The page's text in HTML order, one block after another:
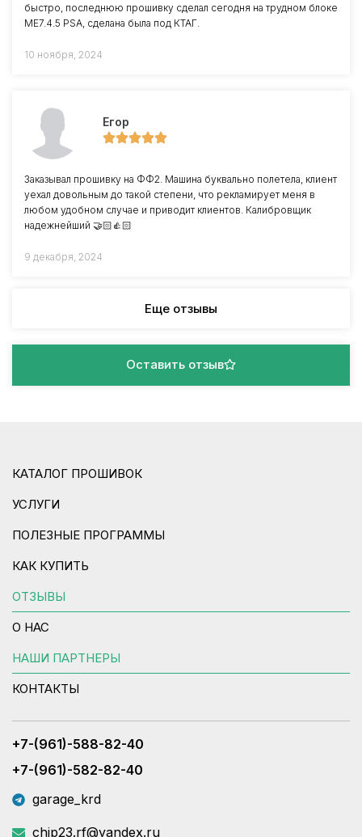
быстро, последнюю прошивку сделал сегодня на трудном блоке
ME7.4.5 PSA, сделана была под КТАГ.
10 ноября, 2024
Егор
Заказывал прошивку на ФФ2. Машина буквально полетела, клиент
уехал довольным до такой степени, что рекламирует меня в
любом удобном случае и приводит клиентов. Калибровщик
надежнейший 🤝🏻👍🏻
9 декабря, 2024
Еще отзывы
Оставить отзыв
КАТАЛОГ ПРОШИВОК
УСЛУГИ
ПОЛЕЗНЫЕ ПРОГРАММЫ
КАК КУПИТЬ
ОТЗЫВЫ
О НАС
НАШИ ПАРТНЕРЫ
КОНТАКТЫ
+7-(961)-588-82-40
+7-(961)-582-82-40
garage_krd
chip23.rf@yandex.ru